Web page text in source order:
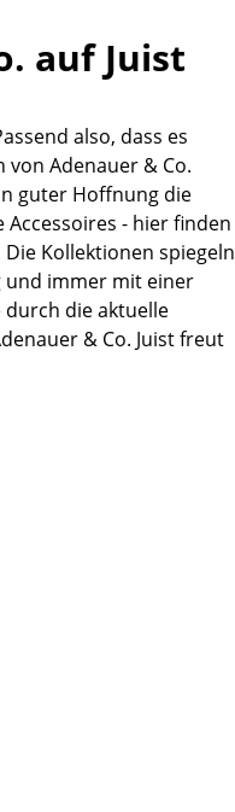
auf Juist
also, dass es
von Adenauer & Co.
guter Hoffnung die
- hier finden
Kollektionen spiegeln
und immer mit einer
durch die aktuelle
& Co. Juist freut